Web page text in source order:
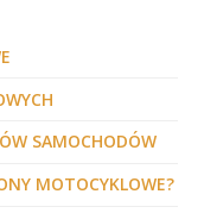
SAMOCHODÓW
MOTOCYKLOWE?